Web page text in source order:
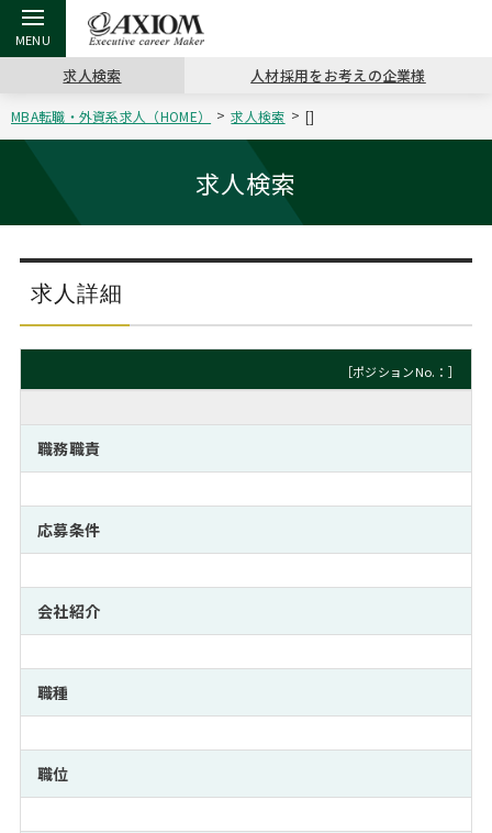
戻る
アクシアムの特長
コンサ
サービス案内 キャリ
コンサルタントの紹介
戻る
キャリア支援 TOP
キャリアデザイン講座
（最新求人市場動向）
MBAの
おわり
ステージ別アドバイス
MBA留学生数の推移
日本か
インターン受入企業一覧
MBAを生かす求人特集
年齢と年収の相関図
戻る
転職ツール TOP
英文レジュメの書き方 パワー
職務経歴書の書き方
よくある面接Q&A集
外資系／面接攻略のコツ
戻る
転職コラム TOP
“展”職相談室
転職市場の明日をよめ
転職成功への4つの鍵
キャリアに効く一冊
注目企業インタビュー
戻る
イベント・セミナー TOP
ジョブフェア
キャリアデザインセミナー
キャリアフォーラム
プロ経営者の特別セミナー
Career Talk Live
MBA NETWORKING
戻る
会社概要 TOP
沿革
主なクライアント
採用情報
パブリシティ
ニュースリリース
求人検索 人材採用をお考えの企業様
MBA転職・外資系求人（HOME） 求人検索 []
求人検索
求人詳細
［ポジションNo.：］
職務職責
応募条件
会社紹介
職種
職位